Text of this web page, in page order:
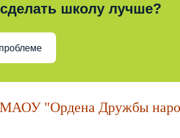
сделать школу лучше?
МАОУ "Ордена Дружбы